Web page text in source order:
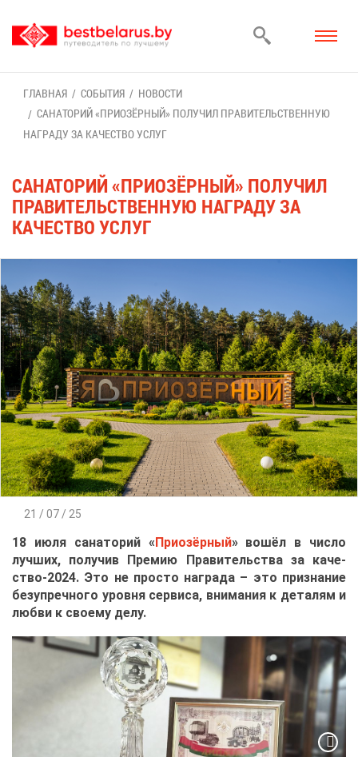
ГЛАВ­НАЯ СО­БЫ­ТИЯ
НО­ВО­СТИ
СА­НА­ТО­РИЙ «ПРИ­ОЗЁР­НЫЙ» ПО­ЛУ­ЧИЛ ПРА­ВИ­ТЕЛЬ­СТВЕН­НУЮ
НА­ГРА­ДУ ЗА КА­ЧЕ­СТВО УСЛУГ
СА­НА­ТО­РИЙ «ПРИ­ОЗЁР­НЫЙ» ПО­ЛУ­ЧИЛ
ПРА­ВИ­ТЕЛЬ­СТВЕН­НУЮ НА­ГРА­ДУ ЗА
КА­ЧЕ­СТВО УСЛУГ
21 / 07 / 25
18 июля са­на­то­рий « При­озёр­ный» во­шёл в чис­ло
луч­ших, по­лу­чив Пре­мию Пра­ви­тель­ства за ка­че­
ство-2024. Это не про­сто на­гра­да – это при­зна­ние
без­упреч­но­го уров­ня сер­ви­са, вни­ма­ния к де­та­лям и
люб­ви к сво­е­му де­лу.